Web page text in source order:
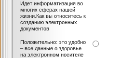
Идет информатизация во
многих сферах нашей
жизни.Как вы относитесь к
созданию электронных
документов
Положительно: это удобно
– все данные о здоровье
на электронном носителе